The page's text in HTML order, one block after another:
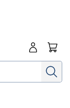
Iniciar